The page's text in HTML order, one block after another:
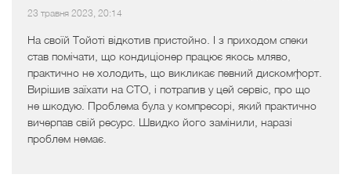
23 травня 2023, 20:14
На своїй Тойоті відкотив пристойно. І з приходом спеки
став помічати, що кондиціонер працює якось мляво,
практично не холодить, що викликає певний дискомфорт.
Вирішив заїхати на СТО, і потрапив у цей сервіс, про що
не шкодую. Проблема була у компресорі, який практично
вичерпав свій ресурс. Швидко його замінили, наразі
проблем немає.